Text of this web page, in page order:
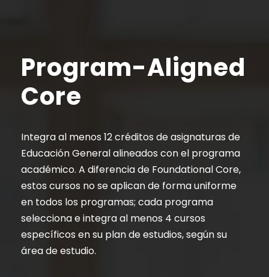
Program-Aligned
Core
Integra al menos 12 créditos de asignaturas de
Educación General alineados con el programa
académico. A diferencia de Foundational Core,
estos cursos no se aplican de forma uniforme
en todos los programas; cada programa
selecciona e integra al menos 4 cursos
específicos en su plan de estudios, según su
área de estudio.